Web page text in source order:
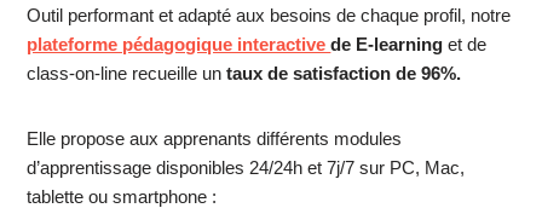
Outil performant et adapté aux besoins de chaque profil, notre
plateforme pédagogique interactivede E-learning et de
class-on-line recueille un taux de satisfaction de 96%.
Elle propose aux apprenants différents modules
d’apprentissage disponibles 24/24h et 7j/7 sur PC, Mac,
tablette ou smartphone :